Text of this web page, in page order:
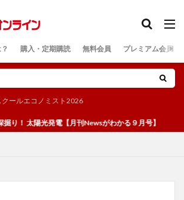
購入・定期購読 無料会員 プレミアム会員
クールエコノミスト2026
掘り！ 太陽光発電【月刊Newsがわかる９月号】
検索